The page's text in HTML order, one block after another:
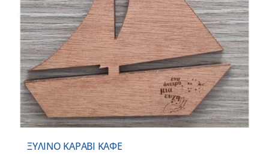
ΞΥΛΙΝΟ ΚΑΡΑΒΙ ΚΑΦΕ